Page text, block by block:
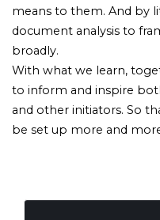
means to them. And by
document analysis to
broadly.
With what we learn,
to inform and inspire
and other initiators. So
be set up more and